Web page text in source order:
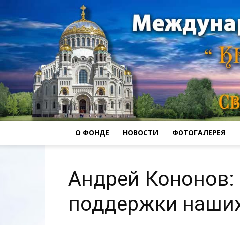
О ФОНДЕ НОВОСТИ ФОТОГАЛЕРЕЯ
Андрей Кононов:
поддержки